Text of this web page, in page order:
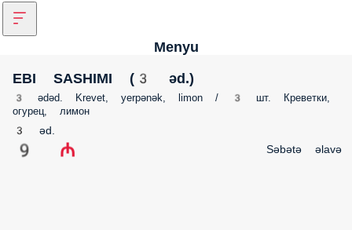
Menyu
EBI SASHIMI (3 əd.)
3 ədəd. Krevet, yerpənək, limon / 3 шт. Креветки, огурец, лимон
3 əd.
9 ₼